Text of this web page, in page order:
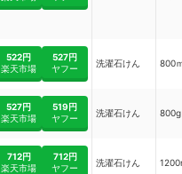
522円
楽天市場
527円
ヤフー
洗濯石けん 800
527円
楽天市場
519円
ヤフー
洗濯石けん
712円
楽天市場
712円
ヤフー
洗濯石けん